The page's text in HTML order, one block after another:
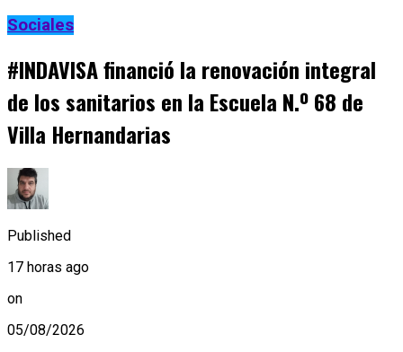
Sociales
#INDAVISA financió la renovación integral
de los sanitarios en la Escuela N.º 68 de
Villa Hernandarias
Published
17 horas ago
on
05/08/2026